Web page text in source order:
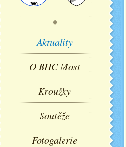
Aktuality
O BHC Most
Kroužky
Soutěže
Fotogalerie